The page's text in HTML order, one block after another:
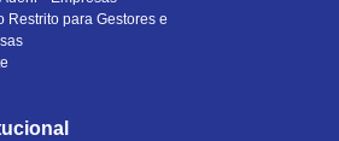
Restrito para Gestores e